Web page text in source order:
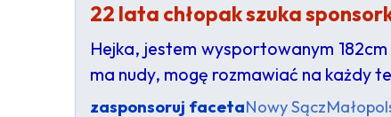
22 lata chłopak szuka
Hejka, jestem wysportowanym
ma nudy, mogę rozmawiać na każdy
zasponsoruj facetaNowy Sącz